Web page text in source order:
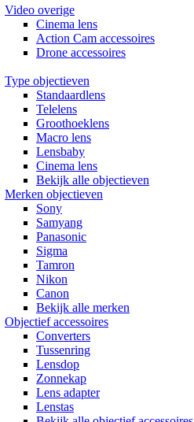
Video overige
Cinema lens
Action Cam accessoires
Drone accessoires
Type objectieven
Standaardlens
Telelens
Groothoeklens
Macro lens
Lensbaby
Cinema lens
Bekijk alle objectieven
Merken objectieven
Sony
Samyang
Panasonic
Sigma
Tamron
Nikon
Canon
Bekijk alle merken
Objectief accessoires
Converters
Tussenring
Lensdop
Zonnekap
Lens adapter
Lenstas